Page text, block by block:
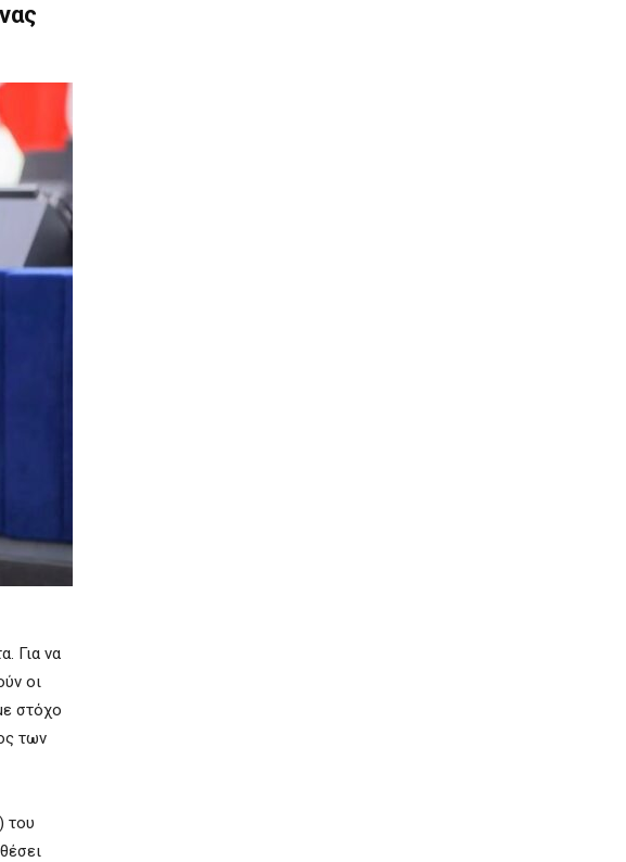
Για να
οι
στόχο
των
του